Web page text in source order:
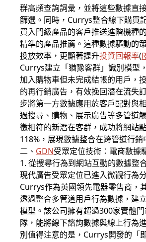
群高頻查詢詞彙，並將這些數據直
篩選。同時，Currys整合線下購買
買入門級產品的客戶推送進階機種
精準的產品推薦。這種數據驅動的
投放效率，更顯著提升投資回報率(
Currys建立「猶豫客群」識別模型
加入購物車但未完成結帳的用戶，
的再行銷廣告，有效挽回潛在流失
步將第一方數據應用於客戶配對與
過搜尋、購物、展示廣告等多管道
徵相符的新潛在客群，成功將網站
118%，展現數據整合在跨管道行銷
二、 GDN受眾定位技術：電商數據
1. 從搜尋行為到網站互動的數據整
現代廣告受眾定位已進入微觀行為
Currys作為英國領先電器零售商，
透過整合多管道用戶行為數據，建
模型。該公司擁有超過300家實體
隊，能將線下諮詢數據與線上行為
別值得注意的是，Currys開發的「